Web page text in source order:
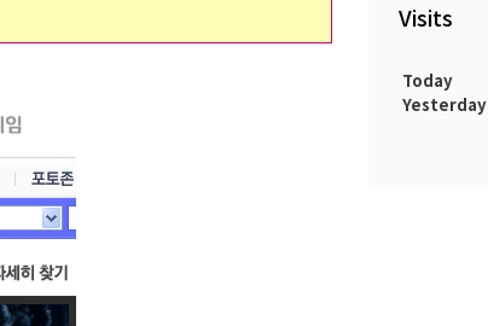
Visits
Today
Yesterday